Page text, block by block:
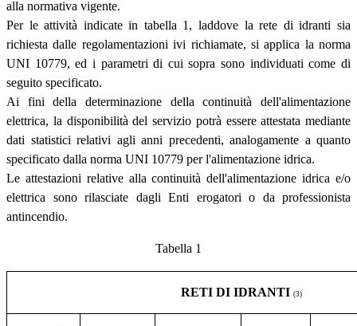
alla normativa vigente.
Per le attività indicate in tabella 1, laddove la rete di idranti sia
richiesta dalle regolamentazioni ivi richiamate, si applica la norma
UNI 10779, ed i parametri di cui sopra sono individuati come di
seguito specificato.
Ai fini della determinazione della continuità dell'alimentazione
elettrica, la disponibilità del servizio potrà essere attestata mediante
dati statistici relativi agli anni precedenti, analogamente a quanto
specificato dalla norma UNI 10779 per l'alimentazione idrica.
Le attestazioni relative alla continuità dell'alimentazione idrica e/o
elettrica sono rilasciate dagli Enti erogatori o da professionista
antincendio.
Tabella 1
RETI DI IDRANTI (3)